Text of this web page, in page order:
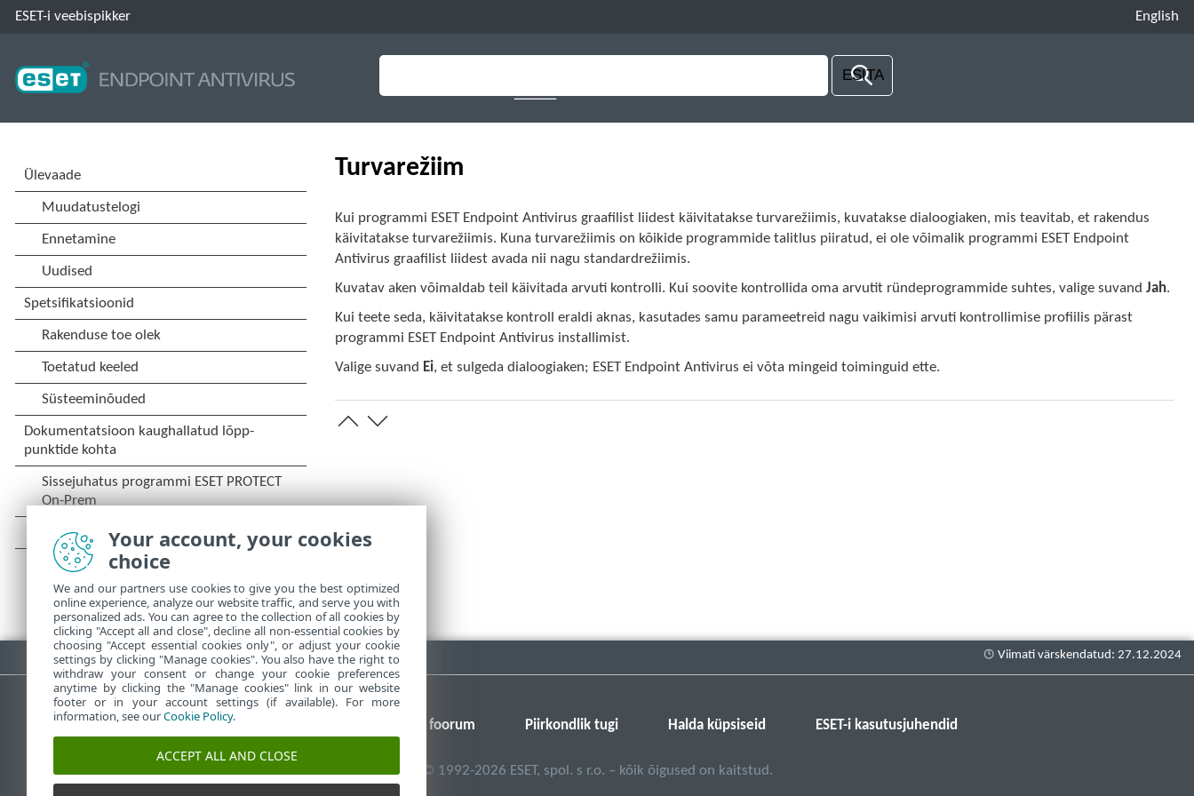
ESET-i veebispikker English
Turvarežiim
Kui programmi ESET Endpoint Antivirus graafilist liidest käivitatakse turvarežiimis, kuvatakse dialoogiaken, mis teavitab, et rakendus
käivitatakse turvarežiimis. Kuna turvarežiimis on kõikide programmide talitlus piiratud, ei ole võimalik programmi ESET Endpoint
Antivirus graafilist liidest avada nii nagu standardrežiimis.
Kuvatav aken võimaldab teil käivitada arvuti kontrolli. Kui soovite kontrollida oma arvutit ründeprogrammide suhtes, valige suvandJah.
Kui teete seda, käivitatakse kontroll eraldi aknas, kasutades samu parameetreid nagu vaikimisi arvuti kontrollimise profiilis pärast
programmi ESET Endpoint Antivirus installimist.
Valige suvand Ei, et sulgeda dialoogiaken; ESET Endpoint Antivirus ei võta mingeid toiminguid ette.
Laadi PDF alla
ESET-i foorum Piirkondlik tugi Halda küpsiseid ESET-i kasutusjuhendid
© 1992-2026 ESET, spol. s r.o. – kõik õigused on kaitstud.
Your account, your cookies
choice
We and our partners use cookies to give you the best optimized
online experience, analyze our website traffic, and serve you with
personalized ads. You can agree to the collection of all cookies by
clicking "Accept all and close", decline all non-essential cookies by
choosing "Accept essential cookies only", or adjust your cookie
settings by clicking "Manage cookies". You also have the right to
withdraw your consent or change your cookie preferences
anytime by clicking the "Manage cookies" link in our website
footer or in your account settings (if available). For more
information, see ourCookie Policy.
ACCEPT ALL AND CLOSE